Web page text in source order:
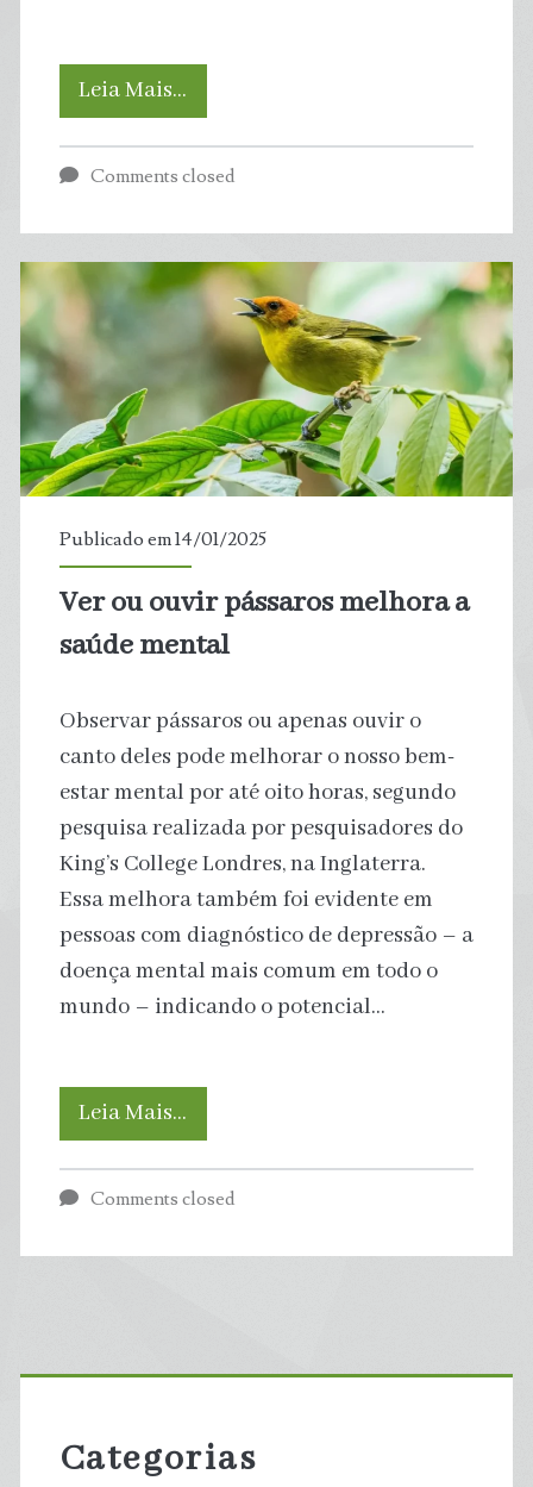
Leia Mais…
quem
Antártida?
Comments closed
Publicado em 14/01/2025
Ver ou ouvir pássaros melhora a
saúde mental
Observar pássaros ou apenas ouvir o
canto deles pode melhorar o nosso bem-
estar mental por até oito horas, segundo
pesquisa realizada por pesquisadores do
King’s College Londres, na Inglaterra.
Essa melhora também foi evidente em
pessoas com diagnóstico de depressão – a
doença mental mais comum em todo o
mundo – indicando o potencial…
Leia Mais…
ou
a
Comments closed
Primary
Categorias